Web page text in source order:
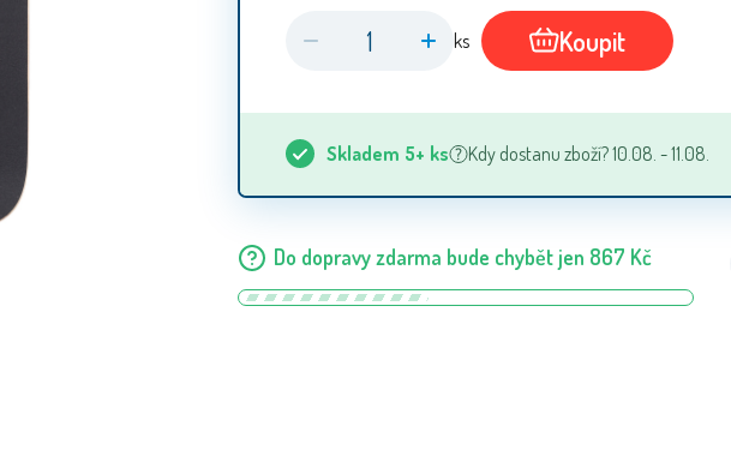
ks Koupit
Skladem 5+ ks Kdy dostanu zboží? 10.08. - 11.08.
Do dopravy zdarma bude chybět jen 867 Kč